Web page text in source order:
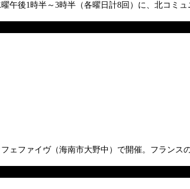
午後1時半～3時半（各曜日計8回）に、北コミ
ェファイヴ（海南市大野中）で開催。フランス